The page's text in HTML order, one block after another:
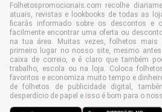
Folhetospromocionais.com recolhe
atuais, revistas e lookbooks de todas as
ficarás informado sobre os descontos e
facilmente encontrar uma oferta ou
na tua área. Muitas vezes, folhetos mais
primeiro lugar no nosso site, mesmo
caixa de correio, e é claro que também
trabalho, escola ou na loja. Coloca
favoritos e economiza muito tempo e
de folhetos de publicidade digital,
desperdício de papel e isso é bom para o